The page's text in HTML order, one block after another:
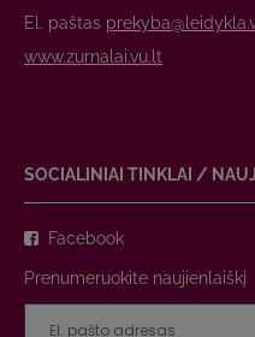
El. paštas
www.zurnalai.vu.lt
SOCIALINIAI TINKLAI /
Facebook
Prenumeruokite naujienlaiškį